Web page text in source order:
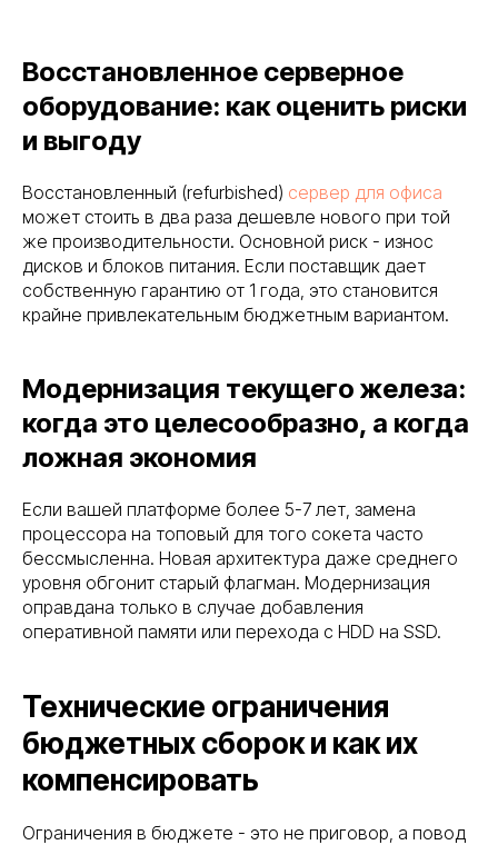
Восстановленное серверное
оборудование: как оценить риски
и выгоду
Восстановленный (refurbished) сервер для офиса
может стоить в два раза дешевле нового при той
же производительности. Основной риск - износ
дисков и блоков питания. Если поставщик дает
собственную гарантию от 1 года, это становится
крайне привлекательным бюджетным вариантом.
Модернизация текущего железа:
когда это целесообразно, а когда
ложная экономия
Если вашей платформе более 5-7 лет, замена
процессора на топовый для того сокета часто
бессмысленна. Новая архитектура даже среднего
уровня обгонит старый флагман. Модернизация
оправдана только в случае добавления
оперативной памяти или перехода с HDD на SSD.
Технические ограничения
бюджетных сборок и как их
компенсировать
Ограничения в бюджете - это не приговор, а повод